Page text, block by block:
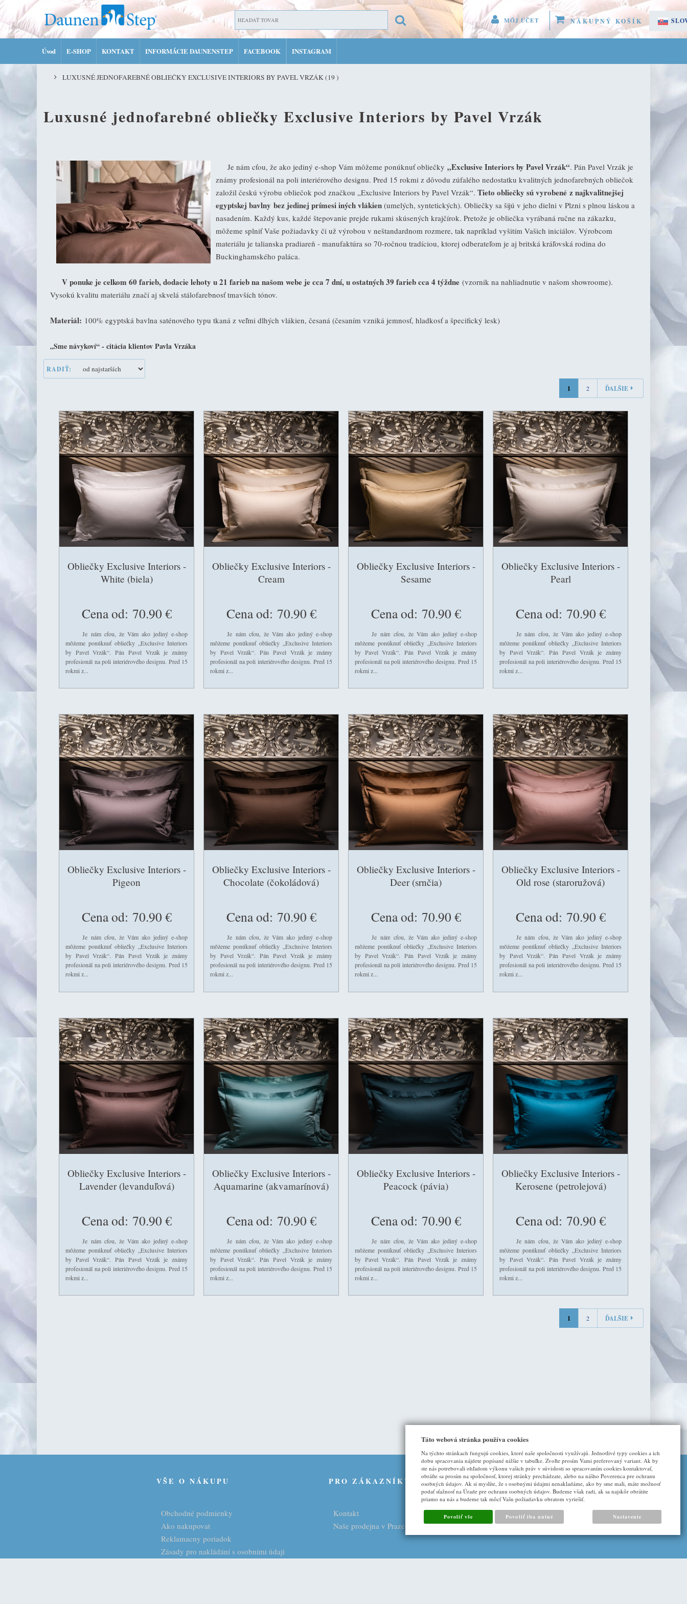
NÁKUPNÝ KOŠÍK
MÔJ ÚČET
Úvod E-SHOP KONTAKT INFORMÁCIE DAUNENSTEP FACEBOOK INSTAGRAM
 MENU 
LUXUSNÉ JEDNOFAREBNÉ OBLIEČKY EXCLUSIVE INTERIORS BY PAVEL VRZÁK(19 )
Luxusné jednofarebné obliečky Exclusive Interiors by Pavel Vrzák
Je nám cťou, že ako jediný e-shop Vám môžeme ponúknuť obliečky „Exclusive Interiors by Pavel Vrzák“. Pán Pavel Vrzák je
známy profesionál na poli interiérového designu. Pred 15 rokmi z dôvodu zúfalého nedostatku kvalitných jednofarebných obliečok
založil českú výrobu obliečok pod značkou „Exclusive Interiors by Pavel Vrzák“. Tieto obliečky sú vyrobené z najkvalitnejšej
egyptskej bavlny bez jedinej prímesi iných vlákien (umelých, syntetických). Obliečky sa šijú v jeho dielni v Plzni s plnou láskou a
nasadením. Každý kus, každé štepovanie prejde rukami skúsených krajčírok. Pretože je obliečka vyrábaná ručne na zákazku,
môžeme splniť Vaše požiadavky či už výrobou v neštandardnom rozmere, tak napríklad vyšitím Vašich iniciálov. Výrobcom
materiálu je talianska pradiareň - manufaktúra so 70-ročnou tradíciou, ktorej odberateľom je aj britská kráľovská rodina do
Buckinghamského paláca.
V ponuke je celkom 60 farieb, dodacie lehoty u 21 farieb na našom webe je cca 7 dní, u ostatných 39 farieb cca 4 týždne(vzorník na nahliadnutie v našom showroome).
Vysokú kvalitu materiálu značí aj skvelá stálofarebnosť tmavších tónov.
Materiál: 100% egyptská bavlna saténového typu tkaná z veľmi dlhých vlákien, česaná (česaním vzniká jemnosť, hladkosť a špecifický lesk)
„Sme návykoví“ - citácia klientov Pavla Vrzáka
RADIŤ:
1 2 ĎALŠIE
Obliečky Exclusive Interiors -
White (biela)
Cena od: 70.90 €
Je nám cťou, že Vám ako jediný e-shop
môžeme ponúknuť obliečky „Exclusive Interiors
by Pavel Vrzák“. Pán Pavel Vrzák je známy
profesionál na poli interiérového designu. Pred 15
rokmi z...
Obliečky Exclusive Interiors -
Cream
Cena od: 70.90 €
Je nám cťou, že Vám ako jediný e-shop
môžeme ponúknuť obliečky „Exclusive Interiors
by Pavel Vrzák“. Pán Pavel Vrzák je známy
profesionál na poli interiérového designu. Pred 15
rokmi z...
Obliečky Exclusive Interiors -
Sesame
Cena od: 70.90 €
Je nám cťou, že Vám ako jediný e-shop
môžeme ponúknuť obliečky „Exclusive Interiors
by Pavel Vrzák“. Pán Pavel Vrzák je známy
profesionál na poli interiérového designu. Pred 15
rokmi z...
Obliečky Exclusive Interiors -
Pearl
Cena od: 70.90 €
Je nám cťou, že Vám ako jediný e-shop
môžeme ponúknuť obliečky „Exclusive Interiors
by Pavel Vrzák“. Pán Pavel Vrzák je známy
profesionál na poli interiérového designu. Pred 15
rokmi z...
Obliečky Exclusive Interiors -
Pigeon
Cena od: 70.90 €
Je nám cťou, že Vám ako jediný e-shop
môžeme ponúknuť obliečky „Exclusive Interiors
by Pavel Vrzák“. Pán Pavel Vrzák je známy
profesionál na poli interiérového designu. Pred 15
rokmi z...
Obliečky Exclusive Interiors -
Chocolate (čokoládová)
Cena od: 70.90 €
Je nám cťou, že Vám ako jediný e-shop
môžeme ponúknuť obliečky „Exclusive Interiors
by Pavel Vrzák“. Pán Pavel Vrzák je známy
profesionál na poli interiérového designu. Pred 15
rokmi z...
Obliečky Exclusive Interiors -
Deer (srnčia)
Cena od: 70.90 €
Je nám cťou, že Vám ako jediný e-shop
môžeme ponúknuť obliečky „Exclusive Interiors
by Pavel Vrzák“. Pán Pavel Vrzák je známy
profesionál na poli interiérového designu. Pred 15
rokmi z...
Obliečky Exclusive Interiors -
Old rose (staroružová)
Cena od: 70.90 €
Je nám cťou, že Vám ako jediný e-shop
môžeme ponúknuť obliečky „Exclusive Interiors
by Pavel Vrzák“. Pán Pavel Vrzák je známy
profesionál na poli interiérového designu. Pred 15
rokmi z...
Obliečky Exclusive Interiors -
Lavender (levanduľová)
Cena od: 70.90 €
Je nám cťou, že Vám ako jediný e-shop
môžeme ponúknuť obliečky „Exclusive Interiors
by Pavel Vrzák“. Pán Pavel Vrzák je známy
profesionál na poli interiérového designu. Pred 15
rokmi z...
Obliečky Exclusive Interiors -
Aquamarine (akvamarínová)
Cena od: 70.90 €
Je nám cťou, že Vám ako jediný e-shop
môžeme ponúknuť obliečky „Exclusive Interiors
by Pavel Vrzák“. Pán Pavel Vrzák je známy
profesionál na poli interiérového designu. Pred 15
rokmi z...
Obliečky Exclusive Interiors -
Peacock (pávia)
Cena od: 70.90 €
Je nám cťou, že Vám ako jediný e-shop
môžeme ponúknuť obliečky „Exclusive Interiors
by Pavel Vrzák“. Pán Pavel Vrzák je známy
profesionál na poli interiérového designu. Pred 15
rokmi z...
Obliečky Exclusive Interiors -
Kerosene (petrolejová)
Cena od: 70.90 €
Je nám cťou, že Vám ako jediný e-shop
môžeme ponúknuť obliečky „Exclusive Interiors
by Pavel Vrzák“. Pán Pavel Vrzák je známy
profesionál na poli interiérového designu. Pred 15
rokmi z...
1 2 ĎALŠIE
VŠE O NÁKUPU
Obchodné podmienky
Ako nakupovat
Reklamacny poriadok
Zásady pro nakládání s osobními údaji
PRO ZÁKAZNÍKY
Kontakt
Naše prodejna v Praze
DALŠÍ ODKAZY
O nás
Napište nám
Táto webová stránka používa cookies
Na týchto stránkach fungujú cookies, ktoré naše spoločnosti využívajú. Jednotlivé typy cookies a ich
dobu spracovania nájdete popísané nižšie v tabuľke. Zvoľte prosím Vami preferovaný variant. Ak by
ste nás potrebovali ohľadom výkonu vašich práv v súvislosti so spracovaním cookies kontaktovať,
obráťte sa prosím na spoločnosť, ktorej stránky prechádzate, alebo na nášho Poverenca pre ochranu
osobných údajov. Ak si myslíte, že s osobnými údajmi nenakladáme, ako by sme mali, máte možnosť
podať sťažnosť na Úrade pre ochranu osobných údajov. Budeme však radi, ak sa najskôr obrátite
priamo na nás a budeme tak môcť Vašu požiadavku obratom vyriešiť.
Povoliť vše Povoliť iba nutné Nastavenie